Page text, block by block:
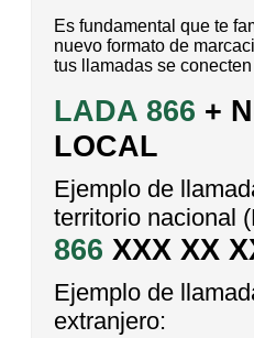
Es fundamental que te
nuevo formato de
tus llamadas se
LADA 866 +
LOCAL
Ejemplo de
territorio nacional
866 XXX XX
Ejemplo de
extranjero: